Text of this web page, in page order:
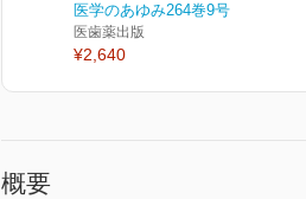
医学のあゆみ264巻9号
医歯薬出版
¥2,640
概要